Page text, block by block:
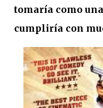
tomaría como
cumpliría con